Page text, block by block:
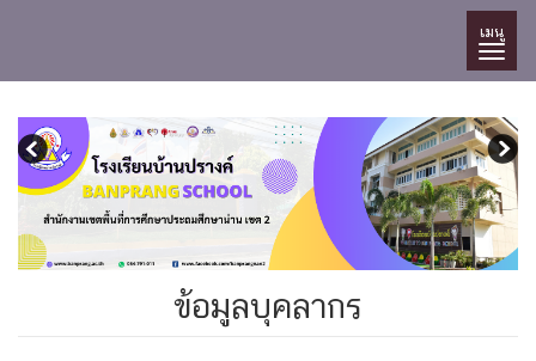
เมนู
ข้อมูลบุคลากร